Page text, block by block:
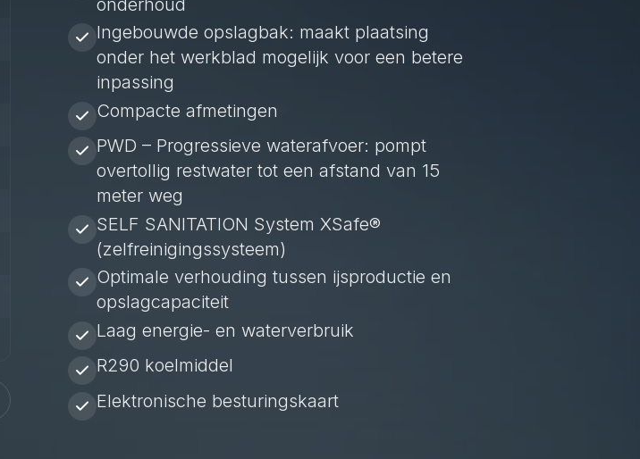
Ingebouwde opslagbak: maakt plaatsing
onder het werkblad mogelijk voor een betere
inpassing
Compacte afmetingen
PWD – Progressieve waterafvoer: pompt
overtollig restwater tot een afstand van 15
meter weg
SELF SANITATION System XSafe®
(zelfreinigingssysteem)
Optimale verhouding tussen ijsproductie en
opslagcapaciteit
Laag energie- en waterverbruik
R290 koelmiddel
Elektronische besturingskaart